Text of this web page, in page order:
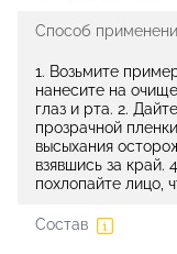
Способ
1. Возьмите
нанесите на
глаз и рта. 2.
прозрачной
высыхания
взявшись за край.
похлопайте лицо,
Состав